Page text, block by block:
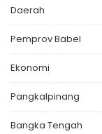
Daerah
Pemprov Babel
Ekonomi
Pangkalpinang
Bangka Tengah